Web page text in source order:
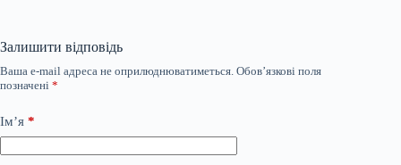
Залишити відповідь
Ваша e-mail адреса не оприлюднюватиметься. Обов’язкові поля
позначені *
Ім’я *